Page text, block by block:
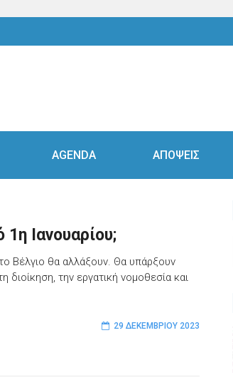
AGENDA ΑΠΟΨΕΙΣ
Ιανουαρίου;
Βέλγιο θα αλλάξουν. Θα υπάρξουν
διοίκηση, την εργατική νομοθεσία και
29 ΔΕΚΕΜΒΡΊΟΥ 2023